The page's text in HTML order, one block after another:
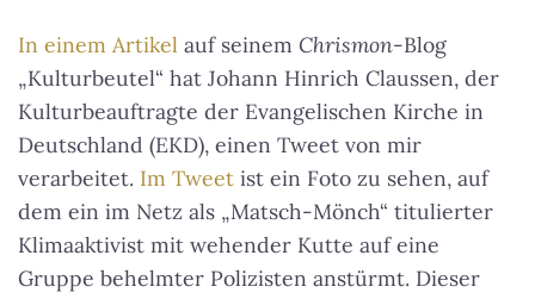
In einem Artikel auf seinem Chrismon-Blog
„Kulturbeutel“ hat Johann Hinrich Claussen, der
Kulturbeauftragte der Evangelischen Kirche in
Deutschland (EKD), einen Tweet von mir
verarbeitet. Im Tweet ist ein Foto zu sehen, auf
dem ein im Netz als „Matsch-Mönch“ titulierter
Klimaaktivist mit wehender Kutte auf eine
Gruppe behelmter Polizisten anstürmt. Dieser